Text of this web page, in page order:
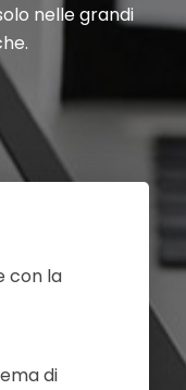
nelle grandi
con la
di